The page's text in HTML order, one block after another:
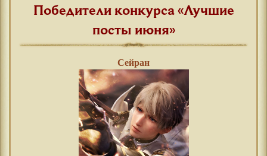
Победители конкурса «Лучшие
посты июня»
Сейран